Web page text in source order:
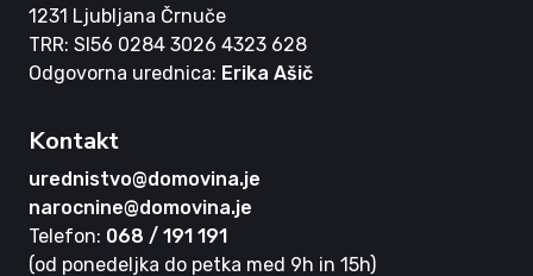
1231 Ljubljana Črnuče
TRR: SI56 0284 3026 4323 628
Odgovorna urednica: Erika Ašič
Kontakt
urednistvo@domovina.je
narocnine@domovina.je
Telefon: 068 / 191 191
(od ponedeljka do petka med 9h in 15h)